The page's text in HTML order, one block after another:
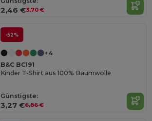
2,46 €3,70 €
-52%
+4
B&C BC191
Kinder T-Shirt aus 100% Baumwolle
Günstigste:
3,27 €6,86 €